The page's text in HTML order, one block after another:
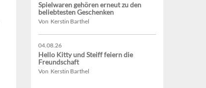
Spielwaren gehören erneut zu den
beliebtesten Geschenken
Von Kerstin Barthel
04.08.26
Hello Kitty und Steiff feiern die
Freundschaft
Von Kerstin Barthel